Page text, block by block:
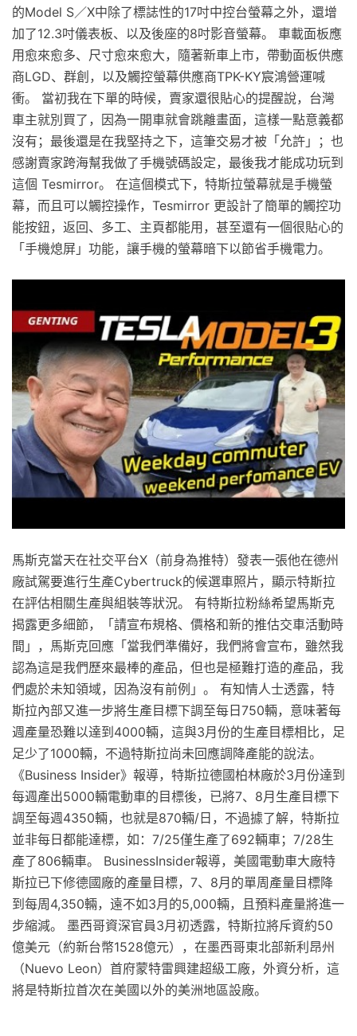
的Model S／X中除了標誌性的17吋中控台螢幕之外，還增
加了12.3吋儀表板、以及後座的8吋影音螢幕。 車載面板應
用愈來愈多、尺寸愈來愈大，隨著新車上市，帶動面板供應
商LGD、群創，以及觸控螢幕供應商TPK-KY宸鴻營運喊
衝。 當初我在下單的時候，賣家還很貼心的提醒說，台灣
車主就別買了，因為一開車就會跳離畫面，這樣一點意義都
沒有；最後還是在我堅持之下，這筆交易才被「允許」；也
感謝賣家跨海幫我做了手機號碼設定，最後我才能成功玩到
這個 Tesmirror。 在這個模式下，特斯拉螢幕就是手機螢
幕，而且可以觸控操作，Tesmirror 更設計了簡單的觸控功
能按鈕，返回、多工、主頁都能用，甚至還有一個很貼心的
「手機熄屏」功能，讓手機的螢幕暗下以節省手機電力。
馬斯克當天在社交平台X（前身為推特）發表一張他在德州
廠試駕要進行生產Cybertruck的候選車照片，顯示特斯拉
在評估相關生產與組裝等狀況。 有特斯拉粉絲希望馬斯克
揭露更多細節，「請宣布規格、價格和新的推估交車活動時
間」，馬斯克回應「當我們準備好，我們將會宣布，雖然我
認為這是我們歷來最棒的產品，但也是極難打造的產品，我
們處於未知領域，因為沒有前例」。 有知情人士透露，特
斯拉內部又進一步將生產目標下調至每日750輛，意味著每
週產量恐難以達到4000輛，這與3月份的生產目標相比，足
足少了1000輛，不過特斯拉尚未回應調降產能的說法。
《Business Insider》報導，特斯拉德國柏林廠於3月份達到
每週產出5000輛電動車的目標後，已將7、8月生產目標下
調至每週​​4350輛，也就是870輛/日，不過據了解，特斯拉
並非每日都能達標，如：7/25僅生產了692輛車；7/28生
產了806輛車。 BusinessInsider報導，美國電動車大廠特
斯拉已下修德國廠的產量目標，7、8月的單周產量目標降
到每周4,350輛，遠不如3月的5,000輛，且預料產量將進一
步縮減。 墨西哥資深官員3月初透露，特斯拉將斥資約50
億美元（約新台幣1528億元），在墨西哥東北部新利昂州
（Nuevo Leon）首府蒙特雷興建超級工廠，外資分析，這
將是特斯拉首次在美國以外的美洲地區設廠。